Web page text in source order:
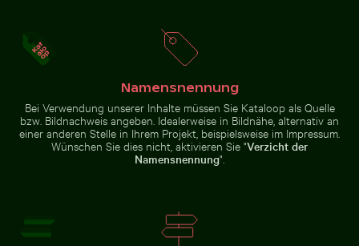
Straßenlaterne vor Wohngebäude
Steinhaufen
im Zen-Stil
in
natürlicher
Umgebung
Sonnenuntergangsblick
aus Flugzeugfenster
mit Flügelsilhouette
Hand pustet Seifenblasen am Meer
Meer
Menschen genießen den
Menschen genießen den Strand
auf Holbox
Traditionelles Wandgemälde im Wat Phra Kaeo,
Namensnennung
Bei Verwendung unserer Inhalte müssen Sie Kataloop als Quelle
bzw. Bildnachweis angeben. Idealerweise in Bildnähe, alternativ an
einer anderen Stelle in Ihrem Projekt, beispielsweise im Impressum.
Wünschen Sie dies nicht, aktivieren Sie "Verzicht der
Namensnennung".